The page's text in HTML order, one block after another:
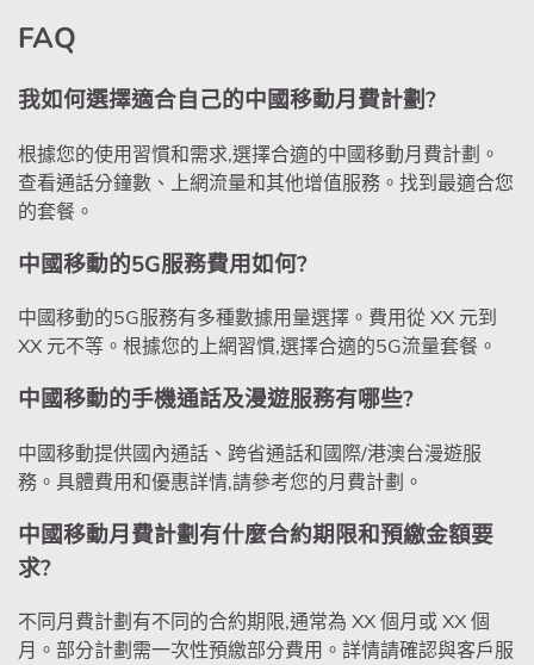
FAQ
我如何選擇適合自己的中國移動月費計劃?
根據您的使用習慣和需求,選擇合適的中國移動月費計劃。
查看通話分鐘數、上網流量和其他增值服務。找到最適合您
的套餐。
中國移動的5G服務費用如何?
中國移動的5G服務有多種數據用量選擇。費用從 XX 元到
XX 元不等。根據您的上網習慣,選擇合適的5G流量套餐。
中國移動的手機通話及漫遊服務有哪些?
中國移動提供國內通話、跨省通話和國際/港澳台漫遊服
務。具體費用和優惠詳情,請參考您的月費計劃。
中國移動月費計劃有什麼合約期限和預繳金額要
求?
不同月費計劃有不同的合約期限,通常為 XX 個月或 XX 個
月。部分計劃需一次性預繳部分費用。詳情請確認與客戶服